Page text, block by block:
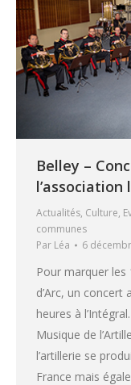
Belley –
l’association
Actualités, Culture,
communes
Par Léa 6
Pour marquer les
d’Arc, un concert
heures à
Musique de
l’artillerie se
France mais